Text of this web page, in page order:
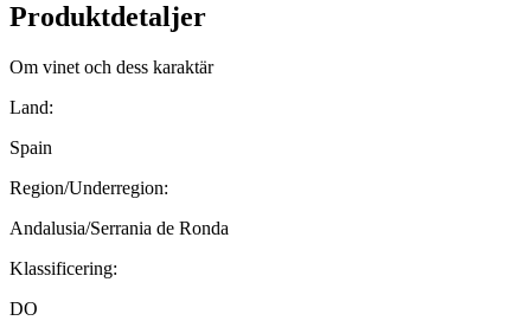
Produktdetaljer
Om vinet och dess karaktär
Land:
Spain
Region/Underregion:
Andalusia/Serrania de Ronda
Klassificering:
DO